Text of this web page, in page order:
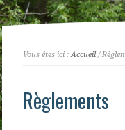
Vous êtes ici :Accueil/
Règlements